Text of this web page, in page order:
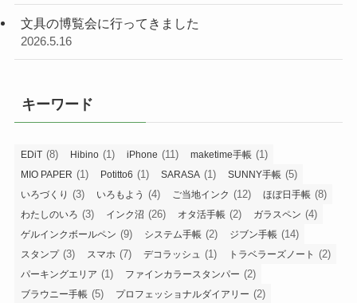
文具の博覧会に行ってきました
2026.5.16
キーワード
EDiT (8) Hibino (1) iPhone (11) maketime手帳 (1)
MIO PAPER (1) Potitto6 (1) SARASA (1) SUNNY手帳 (5)
いろづくり (3) いろもよう (4) ご当地インク (12) ほぼ日手帳 (8)
わたしのいろ (3) インク沼 (26) オタ活手帳 (2) ガラスペン (4)
ゲルインクボールペン (9) システム手帳 (2) ジブン手帳 (14)
スタンプ(3) スマホ (7) デコラッシュ (1) トラベラーズノート (2)
パーキングエリア (1) ファインカラースタンパー (2)
ブラウニー手帳 (5) プロフェッショナルダイアリー (2)